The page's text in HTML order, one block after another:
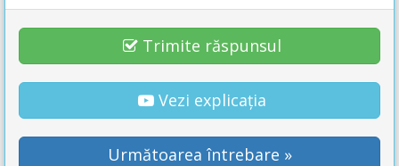
Trimite răspunsul
Vezi explicația
Următoarea întrebare »